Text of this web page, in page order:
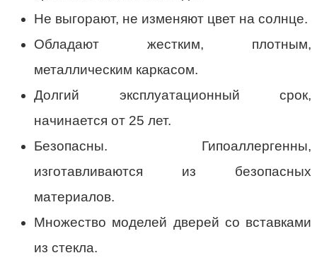
Не выгорают, не изменяют цвет на солнце.
Обладают жестким, плотным,
металлическим каркасом.
Долгий эксплуатационный срок,
начинается от 25 лет.
Безопасны. Гипоаллергенны,
изготавливаются из безопасных
материалов.
Множество моделей дверей со вставками
из стекла.